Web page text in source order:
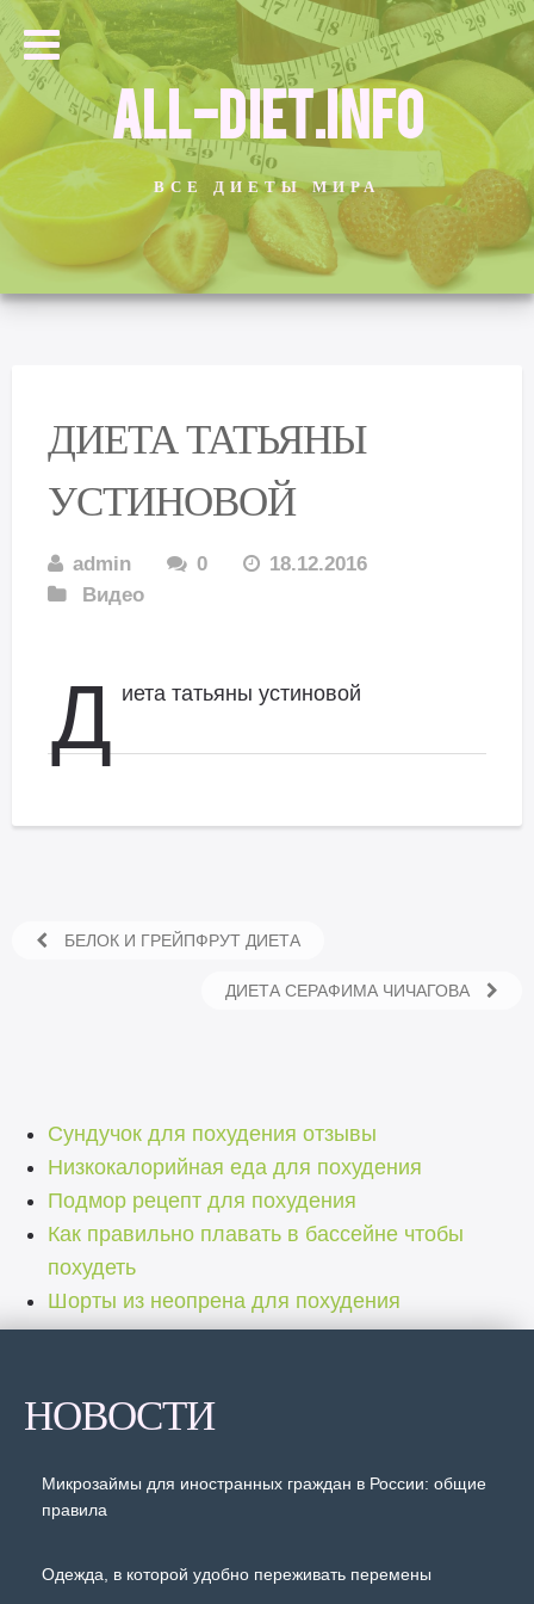
ALL-DIET.INFO
ВСЕ ДИЕТЫ МИРА
ДИЕТА ТАТЬЯНЫ
УСТИНОВОЙ
admin 0
18.12.2016
Видео
Д иета татьяны устиновой
БЕЛОК И ГРЕЙПФРУТ ДИЕТА
ДИЕТА СЕРАФИМА ЧИЧАГОВА
Сундучок для похудения отзывы
Низкокалорийная еда для похудения
Подмор рецепт для похудения
Как правильно плавать в бассейне чтобы
похудеть
Шорты из неопрена для похудения
НОВОСТИ
Микрозаймы для иностранных граждан в России: общие
правила
Одежда, в которой удобно переживать перемены